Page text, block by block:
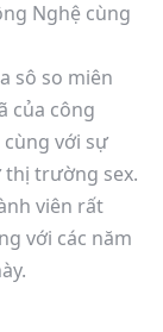
sô so miên
của công
với sự
trường sex.
viên rất
với các năm